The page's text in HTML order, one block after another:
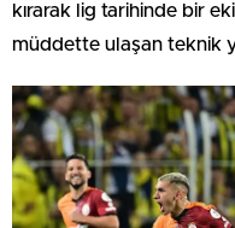
kırarak lig tarihinde bir
müddette ulaşan teknik